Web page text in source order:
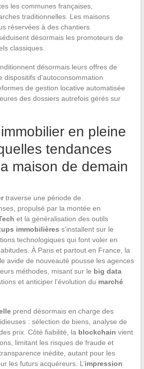
les communes françaises,
traditionnelles. Les maisons
réservées à des chantiers
désormais les promoteurs de
classiques.
désormais leurs offres de
dispositifs d’autoconsommation
de gestion locative automatisée
des dossiers autrefois gérés sur
en pleine
tendances
maison de demain
traverse une période de
propulsé par la montée en
et la généralisation des outils
immobilières s’installent sur le
technologiques qui font voler en
À Paris et partout en France, la
avide de nouveauté pousse les agences
méthodes, misant sur le big data
et anticiper l’évolution du marché
prend désormais en charge des
: sélection de biens, analyse de
prix. Côté fiabilité, la blockchain vient
limitant les risques de fraude et
inédite, autant pour les
les futurs acquéreurs. L’impression